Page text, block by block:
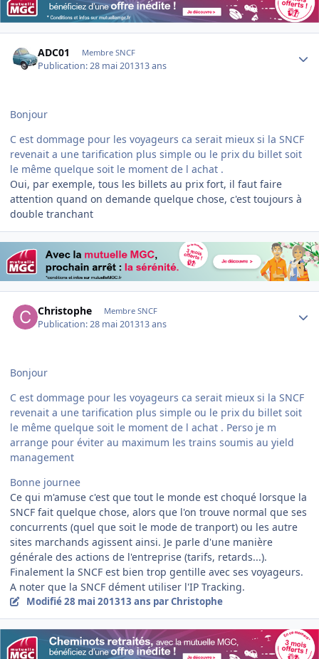
ADC01 Membre SNCF
Publication:28 mai 201313 ans
Bonjour
C est dommage pour les voyageurs ca serait mieux si la SNCF
revenait a une tarification plus simple ou le prix du billet soit
le même quelque soit le moment de l achat .
Oui, par exemple, tous les billets au prix fort, il faut faire
attention quand on demande quelque chose, c'est toujours à
double tranchant
Christophe Membre SNCF
Publication:28 mai 201313 ans
Bonjour
C est dommage pour les voyageurs ca serait mieux si la SNCF
revenait a une tarification plus simple ou le prix du billet soit
le même quelque soit le moment de l achat . Perso je m
arrange pour éviter au maximum les trains soumis au yield
management
Bonne journee
Ce qui m'amuse c'est que tout le monde est choqué lorsque la
SNCF fait quelque chose, alors que l'on trouve normal que ses
concurrents (quel que soit le mode de tranport) ou les autre
sites marchands agissent ainsi. Je parle d'une manière
générale des actions de l'entreprise (tarifs, retards...).
Finalement la SNCF est bien trop gentille avec ses voyageurs.
A noter que la SNCF dément utiliser l'IP Tracking.
Modifié28 mai 201313 ans par Christophe